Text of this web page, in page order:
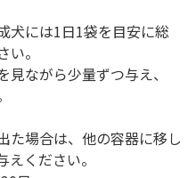
犬には1日1袋を目安に総
。
見ながら少量ずつ与え、
た場合は、他の容器に移し
ください。